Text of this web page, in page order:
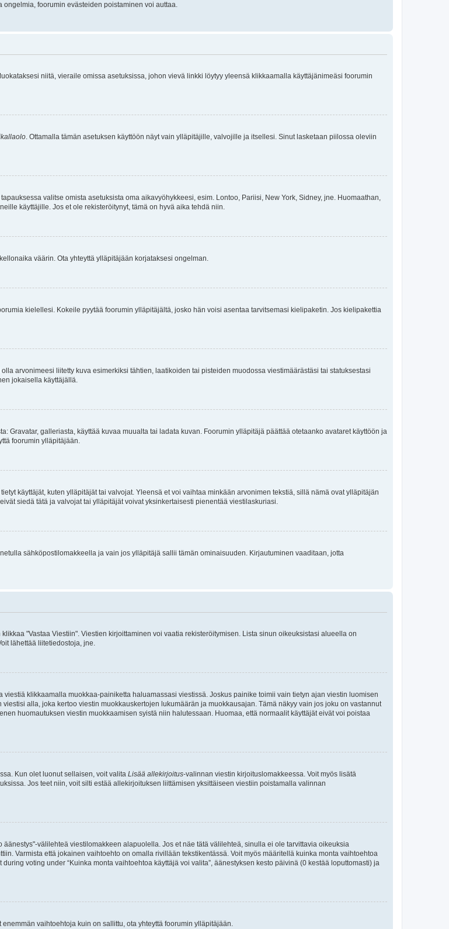
foorumin evästeiden poistaminen voi auttaa.
niitä, vieraile omissa asetuksissa, johon vievä linkki löytyy yleensä klikkaamalla käyttäjänimeäsi foorumin
. Ottamalla tämän asetuksen käyttöön näyt vain ylläpitäjille, valvojille ja itsellesi. Sinut lasketaan piilossa oleviin
valitse omista asetuksista oma aikavyöhykkeesi, esim. Lontoo, Pariisi, New York, Sidney, jne. Huomaathan,
käyttäjille. Jos et ole rekisteröitynyt, tämä on hyvä aika tehdä niin.
väärin. Ota yhteyttä ylläpitäjään korjataksesi ongelman.
kielellesi. Kokeile pyytää foorumin ylläpitäjältä, josko hän voisi asentaa tarvitsemasi kielipaketin. Jos kielipakettia
arvonimeesi liitetty kuva esimerkiksi tähtien, laatikoiden tai pisteiden muodossa viestimäärästäsi tai statuksestasi
jokaisella käyttäjällä.
Gravatar, galleriasta, käyttää kuvaa muualta tai ladata kuvan. Foorumin ylläpitäjä päättää otetaanko avataret käyttöön ja
foorumin ylläpitäjään.
käyttäjät, kuten ylläpitäjät tai valvojat. Yleensä et voi vaihtaa minkään arvonimen tekstiä, sillä nämä ovat ylläpitäjän
siedä tätä ja valvojat tai ylläpitäjät voivat yksinkertaisesti pienentää viestilaskuriasi.
sähköpostilomakkeella ja vain jos ylläpitäjä sallii tämän ominaisuuden. Kirjautuminen vaaditaan, jotta
"Vastaa Viestiin". Viestien kirjoittaminen voi vaatia rekisteröitymisen. Lista sinun oikeuksistasi alueella on
lähettää liitetiedostoja, jne.
klikkaamalla muokkaa-painiketta haluamassasi viestissä. Joskus painike toimii vain tietyn ajan viestin luomisen
alla, joka kertoo viestin muokkauskertojen lukumäärän ja muokkausajan. Tämä näkyy vain jos joku on vastannut
huomautuksen viestin muokkaamisen syistä niin halutessaan. Huomaa, että normaalit käyttäjät eivät voi poistaa
Kun olet luonut sellaisen, voit valita Lisää allekirjoitus-valinnan viestin kirjoituslomakkeessa. Voit myös lisätä
Jos teet niin, voit silti estää allekirjoituksen liittämisen yksittäiseen viestiin poistamalla valinnan
välilehteä viestilomakkeen alapuolella. Jos et näe tätä välilehteä, sinulla ei ole tarvittavia oikeuksia
Varmista että jokainen vaihtoehto on omalla rivillään tekstikentässä. Voit myös määritellä kuinka monta vaihtoehtoa
voting under “Kuinka monta vaihtoehtoa käyttäjä voi valita”, äänestyksen kesto päivinä (0 kestää loputtomasti) ja
vaihtoehtoja kuin on sallittu, ota yhteyttä foorumin ylläpitäjään.